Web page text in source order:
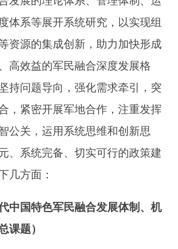
体系等展开系统研究，以实现组
资源的集成创新，助力加快形成
高效益的军民融合深度发展格
持问题导向，强化需求牵引，突
，紧密开展军地合作，注重发挥
公关，运用系统思维和创新思
、系统完备、切实可行的政策建
几方面：
中国特色军民融合发展体制、机
课题）